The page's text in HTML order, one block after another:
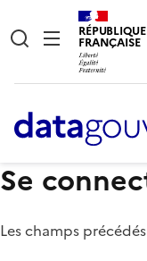
RÉPUBLIQUE
FRANÇAISE
Se
Les champs